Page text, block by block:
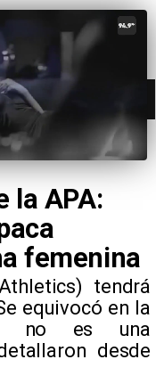
CULTURA
la APA:
femenina
tendrá
equivocó en la
no es una
desde